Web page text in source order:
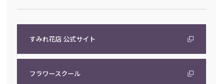
すみれ花店 公式サイト
フラワースクール